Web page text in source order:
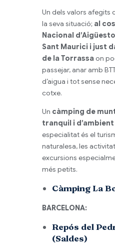
Un dels valors afegits
la seva situació; al
Nacional
Sant Maurici i just
de la Torrassa on
passejar, anar amb
d’aigua i tot sense
cotxe.
Un càmping de
tranquil i
especialitat és el
naturalesa, les
excursions
més petits.
Càmping La
BARCELONA:
Repós del
(Saldes)